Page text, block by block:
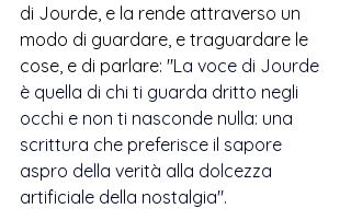
di Jourde, e la rende attraverso un
modo di guardare, e traguardare le
cose, e di parlare: "La voce di Jourde
è quella di chi ti guarda dritto negli
occhi e non ti nasconde nulla: una
scrittura che preferisce il sapore
aspro della verità alla dolcezza
artificiale della nostalgia".